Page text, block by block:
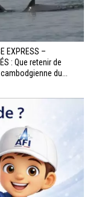
EXPRESS –
: Que retenir de
cambodgienne du...